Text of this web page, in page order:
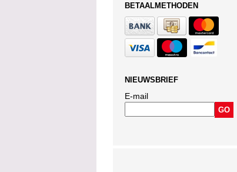
BETAALMETHODEN
NIEUWSBRIEF
E-mail